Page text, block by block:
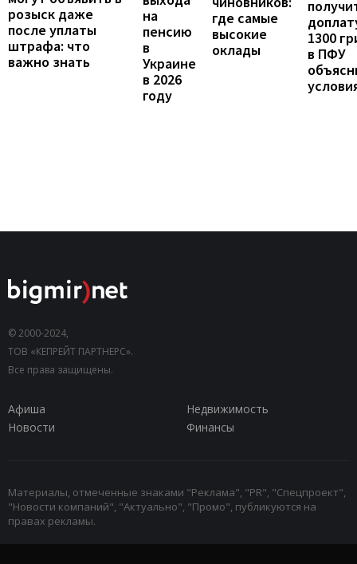
розыск даже
после уплаты
штрафа: что
важно знать
на
пенсию
в
Украине
в 2026
году
где самые
высокие
оклады
1300
в ПФУ
© 2000-2024,
ТОВ «КЕПРЕЙТ ПАРТНЕРС».
Все права защищены.
Афиша
Недвижимость
Новости
Финансы
Материалы, отмеченные знаками "Реклама", "PR", "Спецпроект",
"Новости компаний", "Актуально", "Промо", публикуются на
правах рекламы.